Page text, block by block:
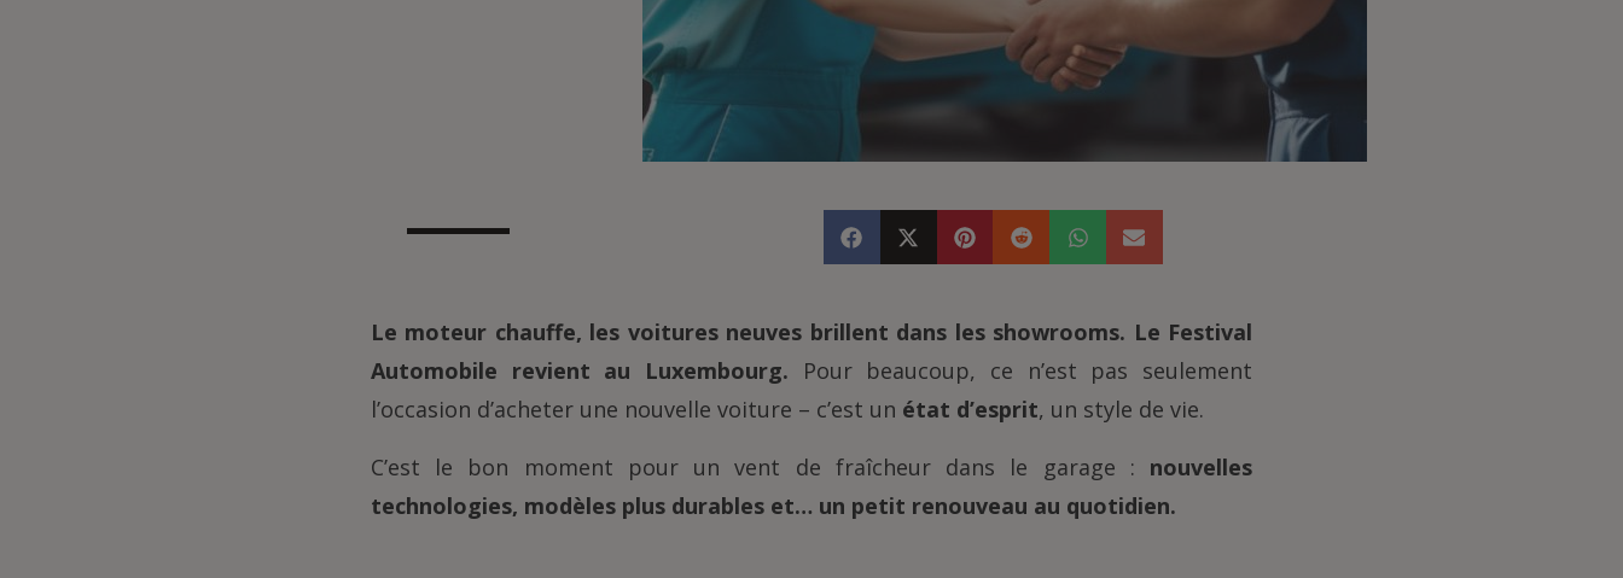
Le moteur chauffe, les voitures neuves brillent dans les showrooms. Le Festival
Automobile revient au Luxembourg. Pour beaucoup, ce n’est pas seulement
l’occasion d’acheter une nouvelle voiture – c’est un état d’esprit, un style de vie.
C’est le bon moment pour un vent de fraîcheur dans le garage : nouvelles
technologies, modèles plus durables et… un petit renouveau au quotidien.